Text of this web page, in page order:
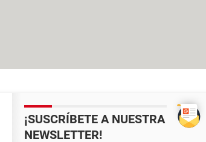
¡SUSCRÍBETE A NUESTRA
NEWSLETTER!